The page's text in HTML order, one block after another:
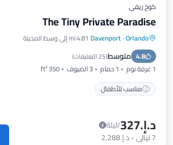
كوخ ريفي
The Tiny Private Paradise
Orlando
·
Davenport 4.81 mi إلى وسط المدينة
4.8 متوسط(25 التعليقات )
1 غرفة نوم 1 حمام 3 الضيوف
350 ft²
مناسب للأطفال
د.إ.‏327
/ليلة
7ليالي- د.إ.‏2,288